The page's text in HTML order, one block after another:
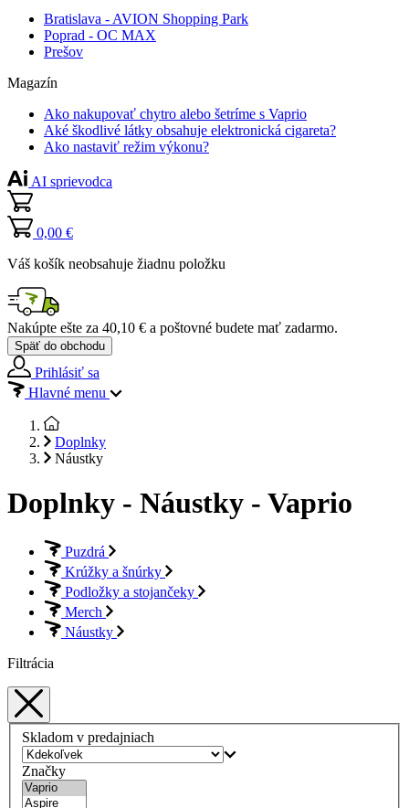
Bratislava - AVION Shopping Park
Poprad - OC MAX
Prešov
Magazín
Ako nakupovať chytro alebo šetríme s Vaprio
Aké škodlivé látky obsahuje elektronická cigareta?
Ako nastaviť režim výkonu?
AI sprievodca
0,00 €
Váš košík neobsahuje žiadnu položku
Nakúpte ešte za 40,10 € a poštovné budete mať zadarmo.
Späť do obchodu
Prihlásiť sa
Hlavné menu
Doplnky
Náustky
Doplnky - Náustky - Vaprio
Puzdrá
Krúžky a šnúrky
Podložky a stojančeky
Merch
Náustky
Filtrácia
Skladom v predajniach
Značky